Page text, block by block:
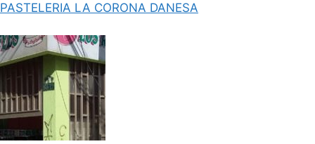
PASTELERIA LA CORONA DANESA